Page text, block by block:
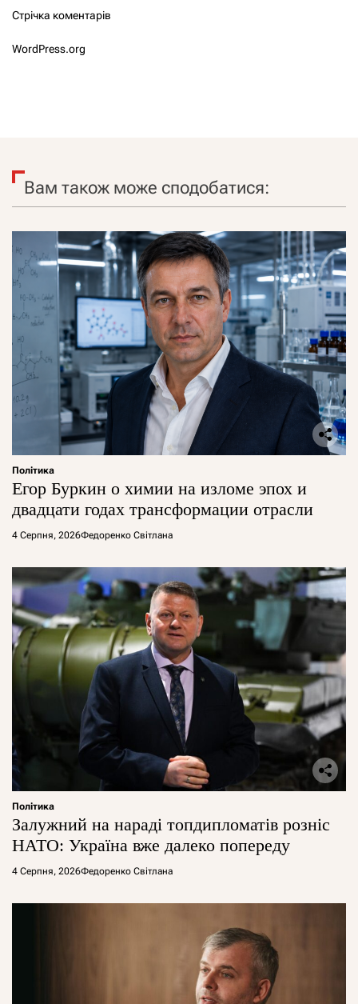
Стрічка коментарів
WordPress.org
Вам також може сподобатися:
Політика
Егор Буркин о химии на изломе эпох и
двадцати годах трансформации отрасли
4 Серпня, 2026Федоренко Світлана
Політика
Залужний на нараді топдипломатів розніс
НАТО: Україна вже далеко попереду
4 Серпня, 2026Федоренко Світлана